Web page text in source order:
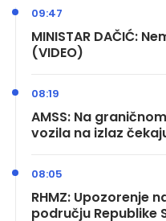
MINISTAR DAČIĆ:
(VIDEO)
09:47
AMSS: Na
vozila na izlaz
08:19
RHMZ: Upozorenje
području Republike
08:05